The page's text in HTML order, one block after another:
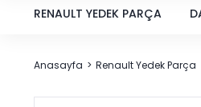
RENAULT YEDEK PARÇA
Anasayfa Renault Yedek Parça